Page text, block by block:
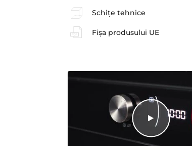
Schițe tehnice
Fișa produsului UE